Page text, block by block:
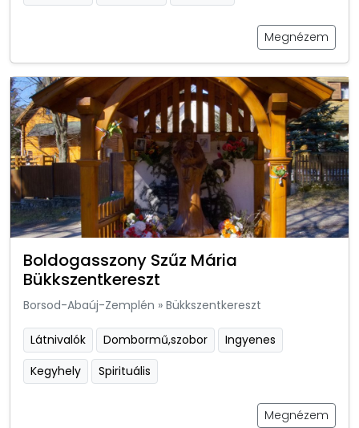
Megnézem
Boldogasszony Szűz Mária
Bükkszentkereszt
Borsod-Abaúj-Zemplén » Bükkszentkereszt
Látnivalók Dombormű,szobor
Ingyenes
Kegyhely
Spirituális
Megnézem